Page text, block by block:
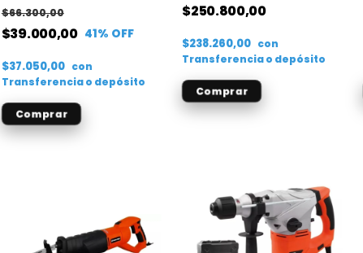
$39.000,00
$66.300,00
41% OFF
$37.050,00 con
Transferencia o depósito
$250.800,00
$238.260,00 con
Transferencia o depósito